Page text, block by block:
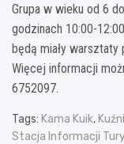
Grupa w wieku od 6
godzinach 10:00-
będą miały
Więcej informacji
6752097.
Tags: Kama Kuik,
Stacja Informacji